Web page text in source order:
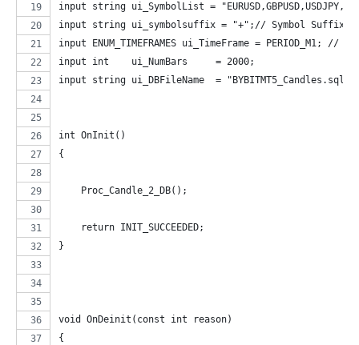
input string ui_SymbolList =
input string ui_symbolsuffix = "+";// Symbol Suffix
input ENUM_TIMEFRAMES ui_TimeFrame = PERIOD_M1; //
input int    ui_NumBars     = 2000;                 //
input string ui_DBFileName  =
int OnInit()
{
    Proc_Candle_2_DB();
    return INIT_SUCCEEDED;
}
void OnDeinit(const int reason)
{